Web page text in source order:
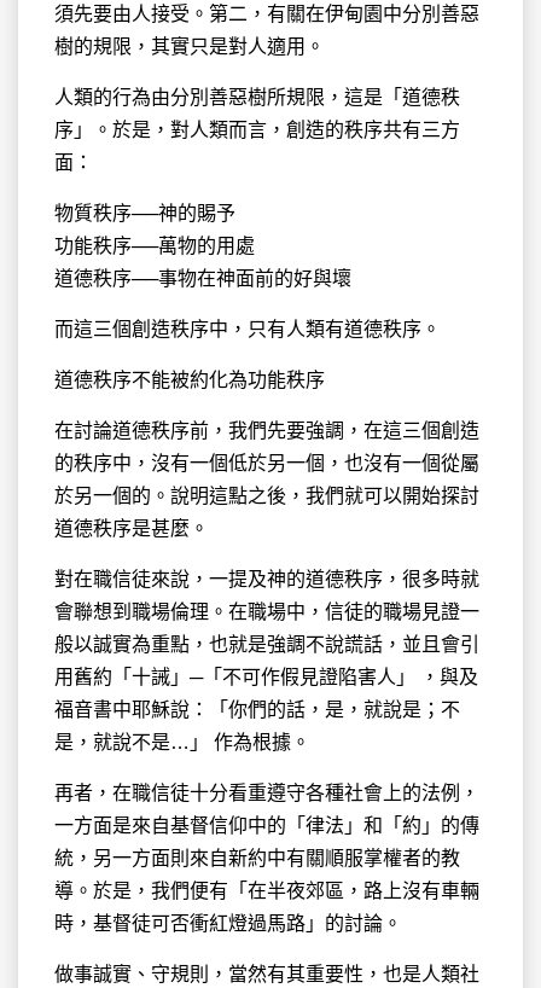
須先要由人接受。第二，有關在伊甸園中分別善惡
樹的規限，其實只是對人適用。
人類的行為由分別善惡樹所規限，這是「道德秩
序」。於是，對人類而言，創造的秩序共有三方
面：
物質秩序──神的賜予
功能秩序──萬物的用處
道德秩序──事物在神面前的好與壞
而這三個創造秩序中，只有人類有道德秩序。
道德秩序不能被約化為功能秩序
在討論道德秩序前，我們先要強調，在這三個創造
的秩序中，沒有一個低於另一個，也沒有一個從屬
於另一個的。說明這點之後，我們就可以開始探討
道德秩序是甚麼。
對在職信徒來說，一提及神的道德秩序，很多時就
會聯想到職場倫理。在職場中，信徒的職場見證一
般以誠實為重點，也就是強調不說謊話，並且會引
用舊約「十誡」─「不可作假見證陷害人」 ，與及
福音書中耶穌說：「你們的話，是，就說是；不
是，就說不是…」 作為根據。
再者，在職信徒十分看重遵守各種社會上的法例，
一方面是來自基督信仰中的「律法」和「約」的傳
統，另一方面則來自新約中有關順服掌權者的教
導。於是，我們便有「在半夜郊區，路上沒有車輛
時，基督徒可否衝紅燈過馬路」的討論。
做事誠實、守規則，當然有其重要性，也是人類社